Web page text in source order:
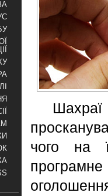
чого на